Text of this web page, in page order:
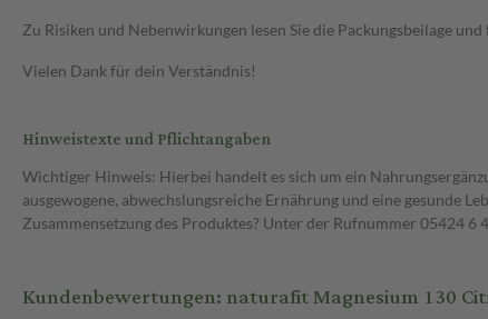
Zu Risiken und Nebenwirkungen lesen Sie die Packungsbeilage
Vielen Dank für dein Verständnis!
Hinweistexte und Pflichtangaben
Wichtiger Hinweis: Hierbei handelt es sich um ein
ausgewogene, abwechslungsreiche Ernährung und eine gesunde
Zusammensetzung des Produktes? Unter der Rufnummer 05424
Kundenbewertungen: naturafit Magnesium 130